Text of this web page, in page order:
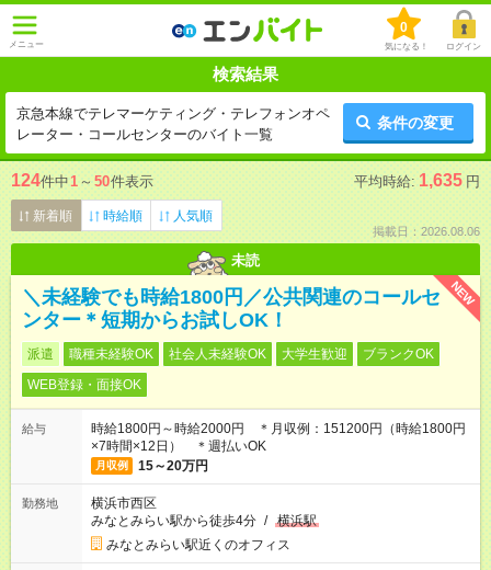
メニュー
0
気になる！ ログイン
検索結果
京急本線でテレマーケティング・テレフォンオペ
レーター・コールセンターのバイト一覧
条件の変更
124件中1 ～ 50件表示 平均時給: 1,635 円
新着順 時給順 人気順
掲載日：2026.08.06
未読
NEW
＼未経験でも時給1800円／公共関連のコールセ
ンター＊短期からお試しOK！
派遣 職種未経験OK 社会人未経験OK 大学生歓迎
ブランクOK
WEB登録・面接OK
給与
時給1800円～時給2000円 ＊月収例：151200円（時給1800円
×7時間×12日） ＊週払いOK
月収例 15～20万円
勤務地
横浜市西区
みなとみらい駅から徒歩4分 / 横浜駅
みなとみらい駅近くのオフィス